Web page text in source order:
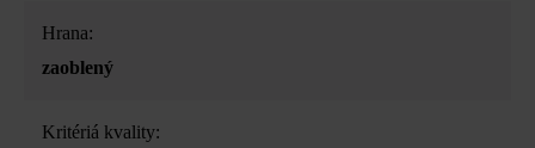
Hrana:
zaoblený
Kritériá kvality: